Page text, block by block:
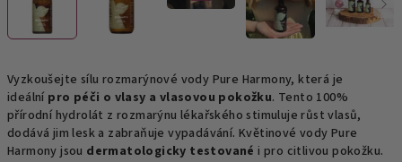
Vyzkoušejte sílu rozmarýnové vody Pure Harmony, která je
ideální pro péči o vlasy a vlasovou pokožku. Tento 100%
přírodní hydrolát z rozmarýnu lékařského stimuluje růst vlasů,
dodává jim lesk a zabraňuje vypadávání. Květinové vody Pure
Harmony jsou dermatologicky testované i pro citlivou pokožku.